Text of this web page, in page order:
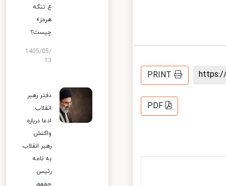
PRINT
PDF
ع تنگه
هرمز»
چیست؟
1405/05/
13
دفتر رهبر
انقلاب:
ادعا درباره
واکنش
رهبر انقلاب
به نامه
رئیس
جمهور